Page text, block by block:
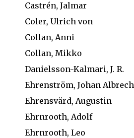
Castrén, Jalmar
Coler, Ulrich von
Collan, Anni
Collan, Mikko
Danielsson-Kalmari, J. R.
Ehrenström, Johan
Ehrensvärd, Augustin
Ehrnrooth, Adolf
Ehrnrooth, Leo